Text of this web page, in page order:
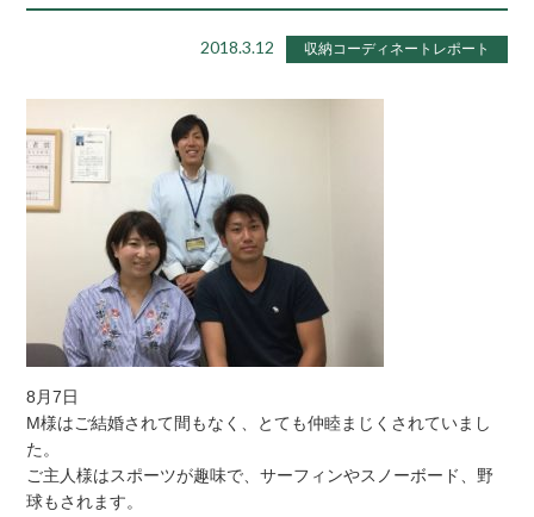
2018.3.12 収納コーディネートレポート
8月7日
M様はご結婚されて間もなく、とても仲睦まじくされていまし
た。
ご主人様はスポーツが趣味で、サーフィンやスノーボード、野
球もされます。